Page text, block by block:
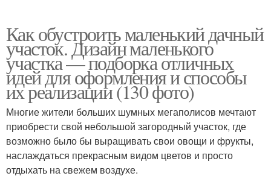
Как обустроить маленький дачный
участок. Дизайн маленького
участка — подборка отличных
идей для оформления и способы
их реализации (130 фото)
Многие жители больших шумных мегаполисов мечтают
приобрести свой небольшой загородный участок, где
возможно было бы выращивать свои овощи и фрукты,
наслаждаться прекрасным видом цветов и просто
отдыхать на свежем воздухе.